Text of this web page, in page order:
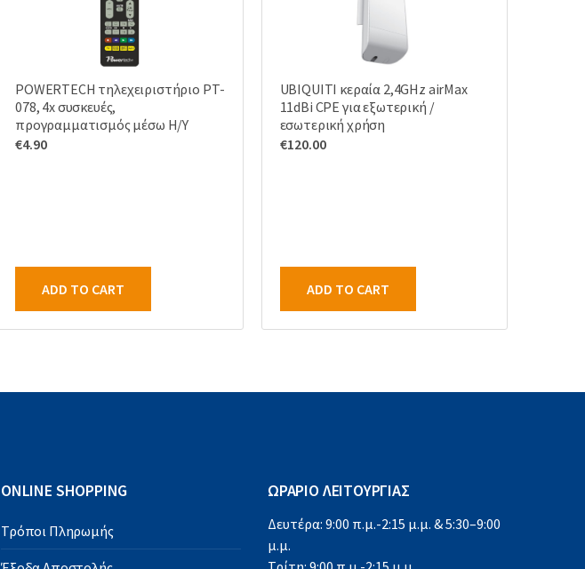
POWERTECH τηλεχειριστήριο PT-
078, 4x συσκευές,
προγραμματισμός μέσω Η/Υ
€4.90
ADD TO CART
UBIQUITI κεραία 2,4GHz airMax
11dBi CPE για εξωτερική /
εσωτερική χρήση
€120.00
ADD TO CART
ONLINE SHOPPING
Τρόποι Πληρωμής
ΩΡΑΡΙΟ ΛΕΙΤΟΥΡΓΙΑΣ
Δευτέρα: 9:00 π.μ.-2:15 μ.μ. & 5:30–9:00
μ.μ.